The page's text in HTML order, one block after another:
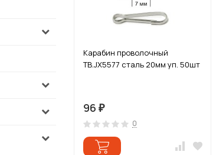
Карабин проволочный
ТВ.JX5577 сталь 20мм уп. 50шт
96 ₽
0